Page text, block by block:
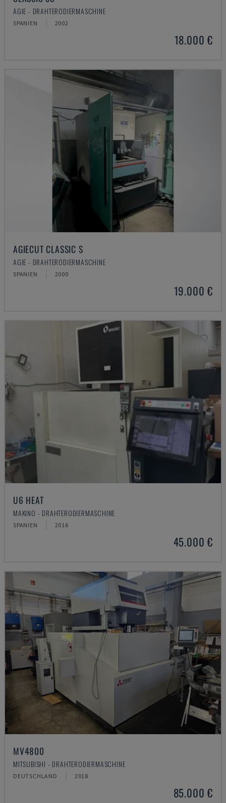
AGIE - DRAHTERODIERMASCHINE
SPANIEN 2002
18.000 €
AGIECUT CLASSIC S
AGIE - DRAHTERODIERMASCHINE
SPANIEN 2000
19.000 €
U6 HEAT
MAKINO - DRAHTERODIERMASCHINE
SPANIEN 2016
45.000 €
MV4800
MITSUBISHI - DRAHTERODIERMASCHINE
DEUTSCHLAND 2018
85.000 €